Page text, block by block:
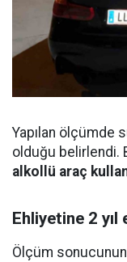
Yapılan ölçümde
olduğu belirlendi.
alkollü araç
Ehliyetine 2 yıl
Ölçüm sonucunun